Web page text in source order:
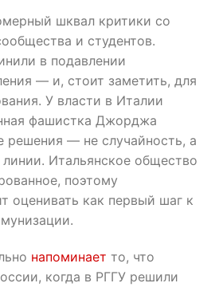
шквал критики со
и студентов.
в подавлении
— и, стоит заметить, для
У власти в Италии
фашистка Джорджа
решения — не случайность, а
Итальянское общество
поэтому
оценивать как первый шаг к
напоминает то, что
когда в РГГУ решили